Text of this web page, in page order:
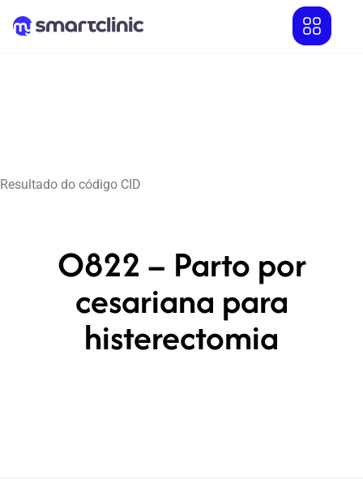
Resultado do código CID
O822 – Parto por
cesariana para
histerectomia